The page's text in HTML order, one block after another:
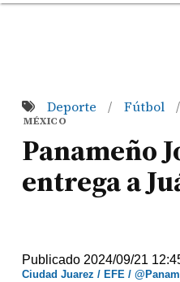
Deporte / Fútbol /
MÉXICO
Panameño
entrega a
Publicado 2024/09/21
Ciudad Juarez / EFE /